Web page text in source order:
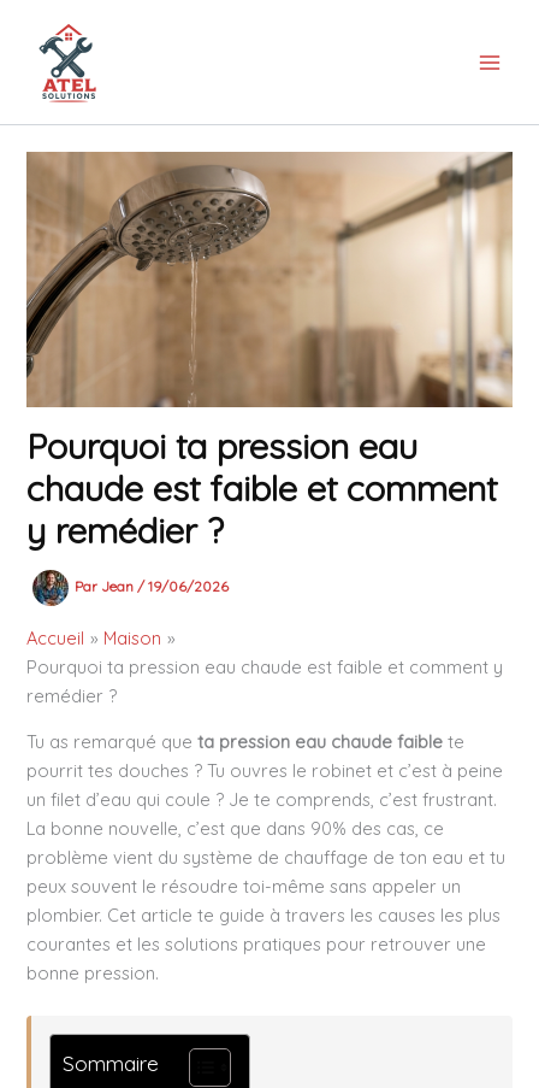
contenu
Pourquoi ta pression eau
chaude est faible et comment
y remédier ?
Par Jean /19/06/2026
Accueil
Maison
Pourquoi ta pression eau chaude est faible et comment y
remédier ?
Tu as remarqué queta pression eau chaude faible te
pourrit tes douches ? Tu ouvres le robinet et c’est à peine
un filet d’eau qui coule ? Je te comprends, c’est frustrant.
La bonne nouvelle, c’est que dans 90% des cas, ce
problème vient du système de chauffage de ton eau et tu
peux souvent le résoudre toi-même sans appeler un
plombier. Cet article te guide à travers les causes les plus
courantes et les solutions pratiques pour retrouver une
bonne pression.
Sommaire